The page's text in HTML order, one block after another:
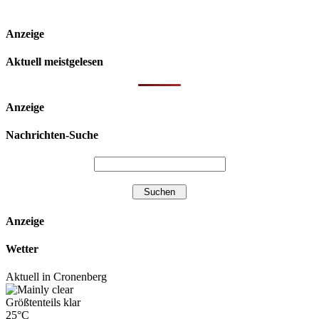
Anzeige
Aktuell meistgelesen
Anzeige
Nachrichten-Suche
Anzeige
Wetter
Aktuell in Cronenberg
Größtenteils klar
25°C